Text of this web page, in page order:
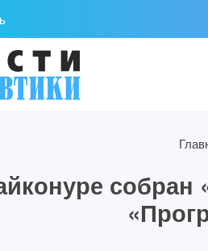
собран